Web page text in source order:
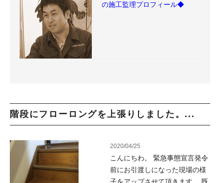
の施工監理プロフィール◆
階段にフローロングを上張りしました。...
2020/04/25
こんにちわ。 緊急事態宣言発令
前にお引渡しになった現場の様